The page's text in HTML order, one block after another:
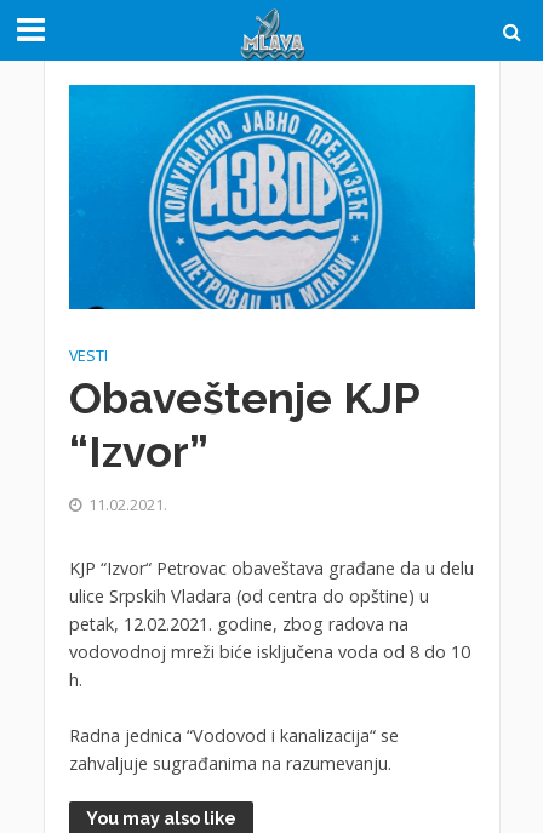
VESTI
Obaveštenje KJP
“Izvor”
11.02.2021.
KJP “Izvor“ Petrovac obaveštava građane da u delu
ulice Srpskih Vladara (od centra do opštine) u
petak, 12.02.2021. godine, zbog radova na
vodovodnoj mreži biće isključena voda od 8 do 10
h.
Radna jednica “Vodovod i kanalizacija“ se
zahvaljuje sugrađanima na razumevanju.
You may also like